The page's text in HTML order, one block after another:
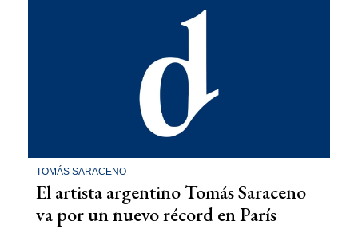
TOMÁS SARACENO
El artista argentino Tomás Saraceno
va por un nuevo récord en París